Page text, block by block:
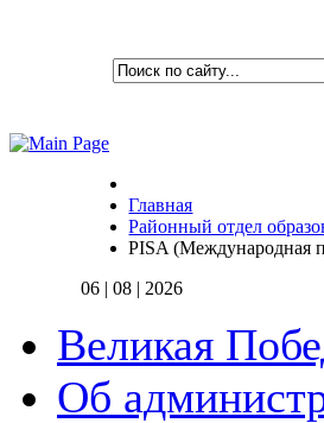
Главная
Районный отдел
PISA (Международная
06 | 08 | 2026
Великая
Об